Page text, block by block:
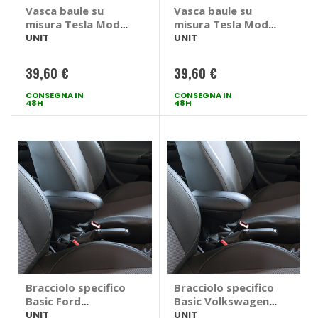
Vasca baule su
misura Tesla Model
Y - UNIT Tesla
alto
UNIT
39,60 €
CONSEGNA IN
48H
Vasca baule su
misura Tesla Model
Y 2020> - UNIT
> Anteriore
UNIT
39,60 €
CONSEGNA IN
48H
Bracciolo specifico
Basic Ford
Ecosport II 2017> -
UNIT
Bracciolo specifico
Basic Volkswagen
T-Cross - UNIT
UNIT